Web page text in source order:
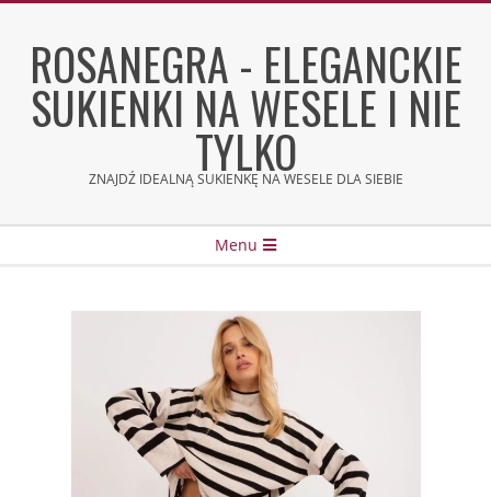
contentROSANEGRA - ELEGANCKIE
SUKIENKI NA WESELE I NIE
TYLKO
ZNAJDŹ IDEALNĄ SUKIENKĘ NA WESELE DLA SIEBIE
Menu